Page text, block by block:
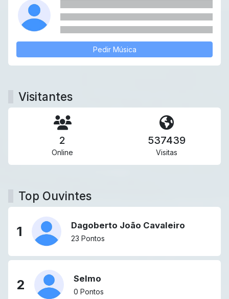
Pedir Música
Visitantes
2
Online
537439
Visitas
Top Ouvintes
1 Dagoberto João Cavaleiro
23 Pontos
2 Selmo
0 Pontos